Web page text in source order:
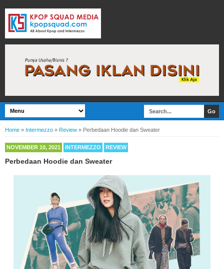
Home » Intermezzo » Review » Perbedaan Hoodie dan Sweater
NOVEMBER 10, 2021 INTERMEZZO REVIEW
Perbedaan Hoodie dan Sweater